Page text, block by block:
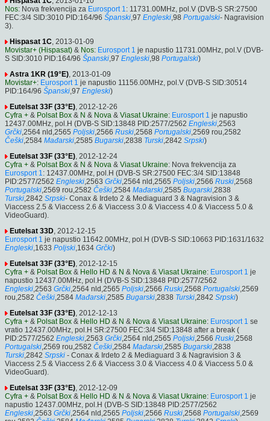
Nos: Nova frekvencija za Eurosport 1: 11731.00MHz, pol.V (DVB-S SR:27500
FEC:3/4 SID:3010 PID:164/96 Španski,97 Engleski,98 Portugalski- Nagravision
3).
Hispasat 1C, 2013-01-09
Movistar+ (Hispasat) & Nos: Eurosport 1 je napustio 11731.00MHz, pol.V (DVB-
S SID:3010 PID:164/96 Španski,97 Engleski,98 Portugalski)
Astra 1KR (19°E), 2013-01-09
Movistar+: Eurosport 1 je napustio 11156.00MHz, pol.V (DVB-S SID:30514
PID:164/96 Španski,97 Engleski)
Eutelsat 33F (33°E), 2012-12-26
Cyfra + & Polsat Box & N & Nova & Viasat Ukraine: Eurosport 1 je napustio
12437.00MHz, pol.H (DVB-S SID:13848 PID:2577/2562 Engleski,2563
Grčki,2564 nld,2565 Poljski,2566 Ruski,2568 Portugalski,2569 rou,2582
Češki,2584 Mađarski,2585 Bugarski,2838 Turski,2842 Srpski)
Eutelsat 33F (33°E), 2012-12-24
Cyfra + & Polsat Box & N & Nova & Viasat Ukraine: Nova frekvencija za
Eurosport 1: 12437.00MHz, pol.H (DVB-S SR:27500 FEC:3/4 SID:13848
PID:2577/2562 Engleski,2563 Grčki,2564 nld,2565 Poljski,2566 Ruski,2568
Portugalski,2569 rou,2582 Češki,2584 Mađarski,2585 Bugarski,2838
Turski,2842 Srpski- Conax & Irdeto 2 & Mediaguard 3 & Nagravision 3 &
Viaccess 2.5 & Viaccess 2.6 & Viaccess 3.0 & Viaccess 4.0 & Viaccess 5.0 &
VideoGuard).
Eutelsat 33D, 2012-12-15
Eurosport 1 je napustio 11642.00MHz, pol.H (DVB-S SID:10663 PID:1631/1632
Engleski,1633 Poljski,1634 Grčki)
Eutelsat 33F (33°E), 2012-12-15
Cyfra + & Polsat Box & Hello HD & N & Nova & Viasat Ukraine: Eurosport 1 je
napustio 12437.00MHz, pol.H (DVB-S SID:13848 PID:2577/2562
Engleski,2563 Grčki,2564 nld,2565 Poljski,2566 Ruski,2568 Portugalski,2569
rou,2582 Češki,2584 Mađarski,2585 Bugarski,2838 Turski,2842 Srpski)
Eutelsat 33F (33°E), 2012-12-13
Cyfra + & Polsat Box & Hello HD & N & Nova & Viasat Ukraine: Eurosport 1 se
vratio 12437.00MHz, pol.H SR:27500 FEC:3/4 SID:13848 after a break (
PID:2577/2562 Engleski,2563 Grčki,2564 nld,2565 Poljski,2566 Ruski,2568
Portugalski,2569 rou,2582 Češki,2584 Mađarski,2585 Bugarski,2838
Turski,2842 Srpski - Conax & Irdeto 2 & Mediaguard 3 & Nagravision 3 &
Viaccess 2.5 & Viaccess 2.6 & Viaccess 3.0 & Viaccess 4.0 & Viaccess 5.0 &
VideoGuard).
Eutelsat 33F (33°E), 2012-12-09
Cyfra + & Polsat Box & Hello HD & N & Nova & Viasat Ukraine: Eurosport 1 je
napustio 12437.00MHz, pol.H (DVB-S SID:13848 PID:2577/2562
Engleski,2563 Grčki,2564 nld,2565 Poljski,2566 Ruski,2568 Portugalski,2569